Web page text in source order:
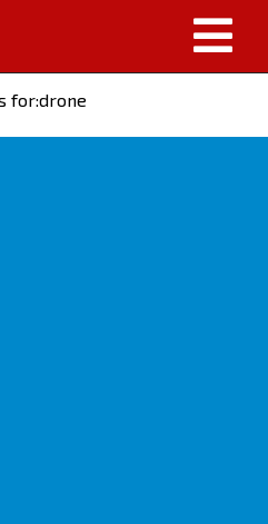
for:drone